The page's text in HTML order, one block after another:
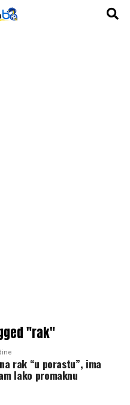
"rak"
rak “u porastu”, ima
lako promaknu